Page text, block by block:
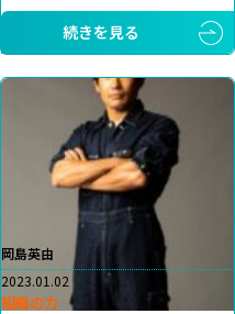
続きを見る
岡島英由
2023.01.02
組織の力